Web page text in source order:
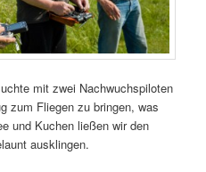
mit zwei Nachwuchspiloten
zum Fliegen zu bringen, was
und Kuchen ließen wir den
ausklingen.